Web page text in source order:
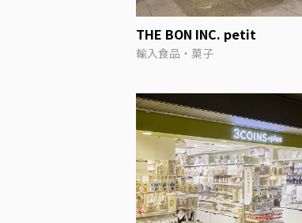
THE BON INC. petit
輸入食品・菓子